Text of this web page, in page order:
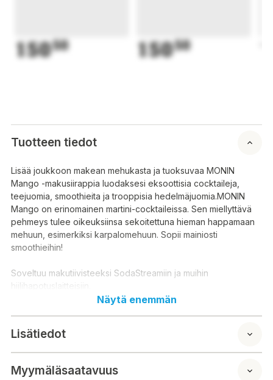
15050 15050
Tuotteen tiedot
Lisää joukkoon makean mehukasta ja tuoksuvaa MONIN
Mango -makusiirappia luodaksesi eksoottisia cocktaileja,
teejuomia, smoothieita ja trooppisia hedelmäjuomia.MONIN
Mango on erinomainen martini-cocktaileissa. Sen miellyttävä
pehmeys tulee oikeuksiinsa sekoitettuna hieman happamaan
mehuun, esimerkiksi karpalomehuun. Sopii mainiosti
smoothieihin!
Soveltuu makutiivisteeksi SodaStreamiin ja muihin
hiilihapotuslaitteisiin.
luontainen aromi, värit: E161b, E163, emulgointiaineet:
arabikumi, E445. Hedelmämehupitoisuus: 22%, sis 10 %
Näytä enemmän
Lisätiedot
Myymäläsaatavuus